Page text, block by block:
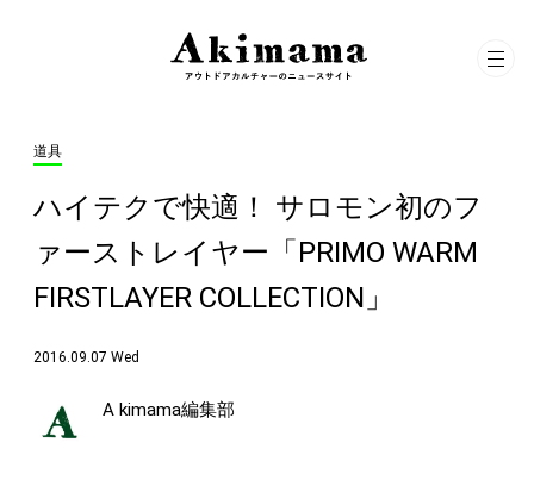
道具
ハイテクで快適！ サロモン初のフ
ァーストレイヤー「PRIMO WARM
FIRSTLAYER COLLECTION」
2016.09.07 Wed
A kimama編集部